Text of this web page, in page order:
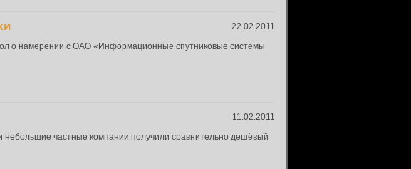
22.02.2011
о намерении с ОАО «Информационные спутниковые системы
11.02.2011
небольшие частные компании получили сравнительно дешёвый